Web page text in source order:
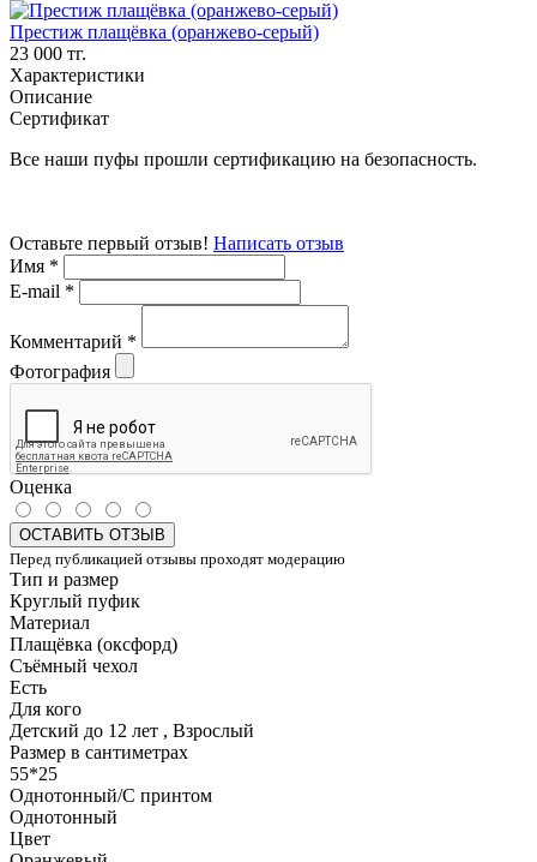
Престиж плащёвка (оранжево-серый)
23 000 тг.
Характеристики
Описание
Сертификат
Все наши пуфы прошли сертификацию на безопасность.
Оставьте первый отзыв! Написать отзыв
Имя *
E-mail *
Комментарий *
Фотография
Оценка
ОСТАВИТЬ ОТЗЫВ
Перед публикацией отзывы проходят модерацию
Тип и размер
Круглый пуфик
Материал
Плащёвка (оксфорд)
Съёмный чехол
Есть
Для кого
Детский до 12 лет , Взрослый
Размер в сантиметрах
55*25
Однотонный/С принтом
Однотонный
Цвет